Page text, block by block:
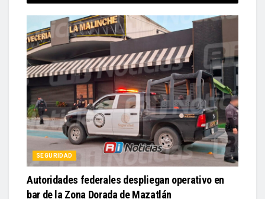
SEGURIDAD
Autoridades federales despliegan operativo en
bar de la Zona Dorada de Mazatlán